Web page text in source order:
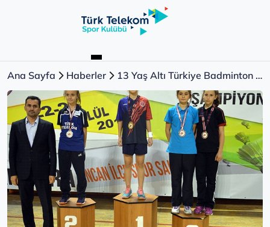
Ana Sayfa Haberler 13 Yaş Altı Türkiye Badminton Şampiyonası